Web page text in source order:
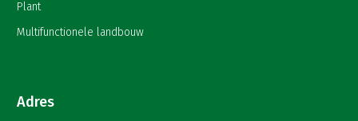
Plant
Multifunctionele landbouw
Adres